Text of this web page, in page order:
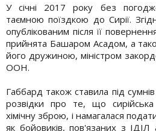
У січні 2017 року без
таємною поїздкою до Сирії.
опублікованим після її
прийнята Башаром Асадом, а
його дружиною, міністром
ООН.
Габбард також ставила під
розвідки про те, що сирійська
хімічну зброю, і намагалася
як бойовиків, пов'язаних з